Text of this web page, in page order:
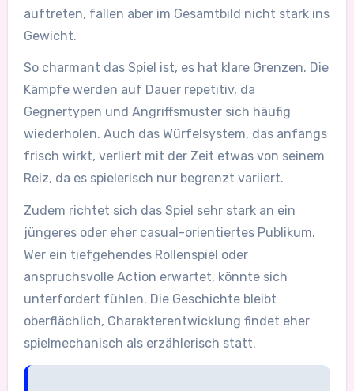
auftreten, fallen aber im Gesamtbild nicht stark ins
Gewicht.
So charmant das Spiel ist, es hat klare Grenzen. Die
Kämpfe werden auf Dauer repetitiv, da
Gegnertypen und Angriffsmuster sich häufig
wiederholen. Auch das Würfelsystem, das anfangs
frisch wirkt, verliert mit der Zeit etwas von seinem
Reiz, da es spielerisch nur begrenzt variiert.
Zudem richtet sich das Spiel sehr stark an ein
jüngeres oder eher casual-orientiertes Publikum.
Wer ein tiefgehendes Rollenspiel oder
anspruchsvolle Action erwartet, könnte sich
unterfordert fühlen. Die Geschichte bleibt
oberflächlich, Charakterentwicklung findet eher
spielmechanisch als erzählerisch statt.